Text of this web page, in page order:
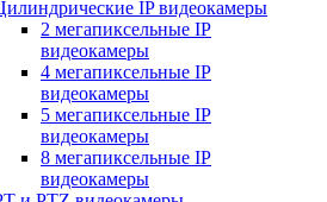
IP видеокамеры
2 мегапиксельные IP
видеокамеры
4 мегапиксельные IP
видеокамеры
5 мегапиксельные IP
видеокамеры
8 мегапиксельные IP
видеокамеры